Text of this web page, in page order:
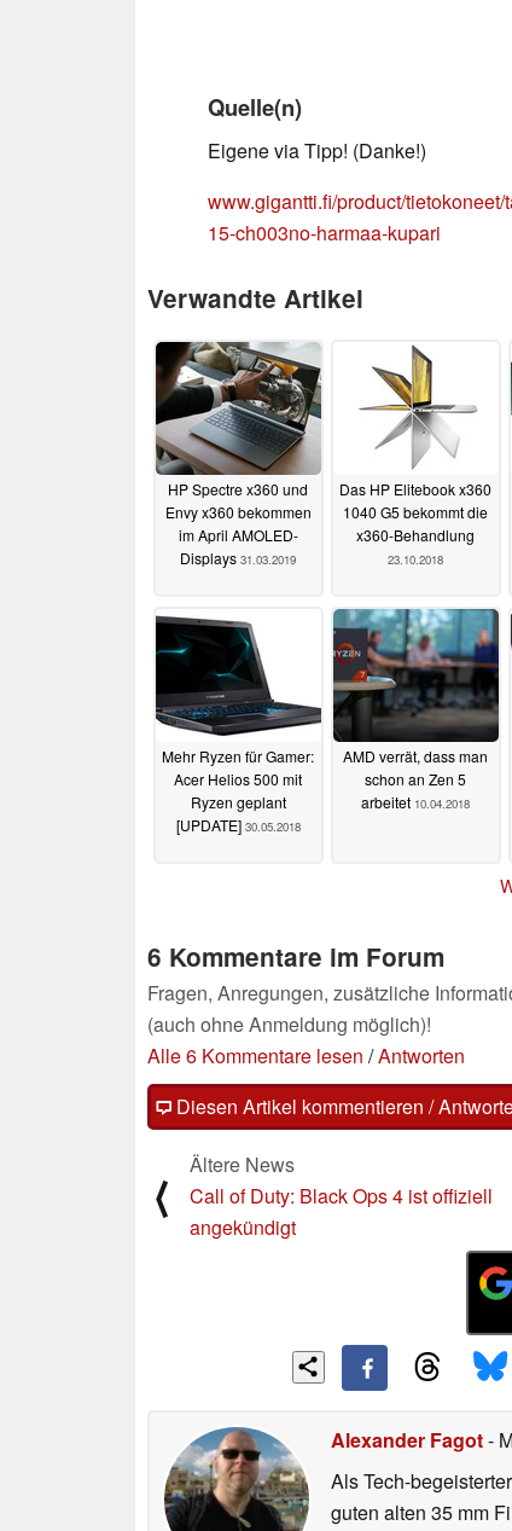
Quelle(n)
Eigene via Tipp! (Danke!)
www.gigantti.fi/product/
15-ch003no-harmaa-kupari
Verwandte Artikel
HP Spectre x360 und
Envy x360 bekommen
im April AMOLED-
Displays 31.03.2019
Das HP Elitebook x360
1040 G5 bekommt die
x360-Behandlung
23.10.2018
Mehr Ryzen für Gamer:
Acer Helios 500 mit
Ryzen geplant
[UPDATE] 30.05.2018
AMD verrät, dass man
schon an Zen 5
arbeitet 10.04.2018
6 Kommentare im Forum
Fragen, Anregungen, zusätzliche
(auch ohne Anmeldung möglich)!
Alle 6 Kommentare lesen /Antworten
Diesen Artikel kommentieren /
⟨
Ältere News
Call of Duty: Black Ops 4 ist offiziell
angekündigt
Alexander Fagot-
Als Tech-
guten alten 35 mm